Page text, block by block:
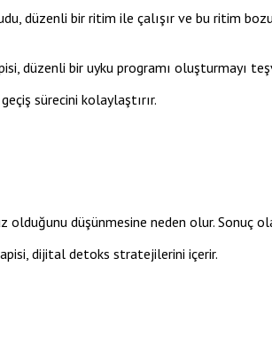
düzenli bir ritim ile çalışır ve bu ritim
düzenli bir uyku programı oluşturmayı
sürecini kolaylaştırır.
olduğunu düşünmesine neden olur. Sonuç
dijital detoks stratejilerini içerir.